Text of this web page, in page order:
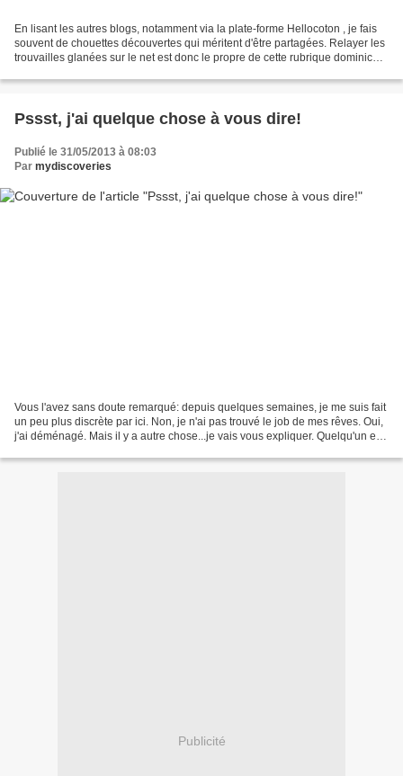
En lisant les autres blogs, notamment via la plate-forme Hellocoton , je fais
souvent de chouettes découvertes qui méritent d'être partagées. Relayer les
trouvailles glanées sur le net est donc le propre de cette rubrique dominicale
Pssst, j'ai quelque chose à vous dire!
Publié le 31/05/2013 à 08:03
Par mydiscoveries
Vous l'avez sans doute remarqué: depuis quelques semaines, je me suis fait
un peu plus discrète par ici. Non, je n'ai pas trouvé le job de mes rêves. Oui,
j'ai déménagé. Mais il y a autre chose...je vais vous expliquer. Quelqu'un est
Publicité